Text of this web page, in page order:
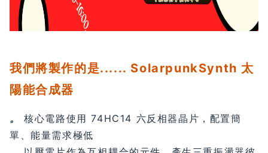
我們將製作的是...... SolarpunkSynth 太
陽能合成器
。
核心電路使用 74HC14 六反相器晶片，配置簡
單、能量需求極低